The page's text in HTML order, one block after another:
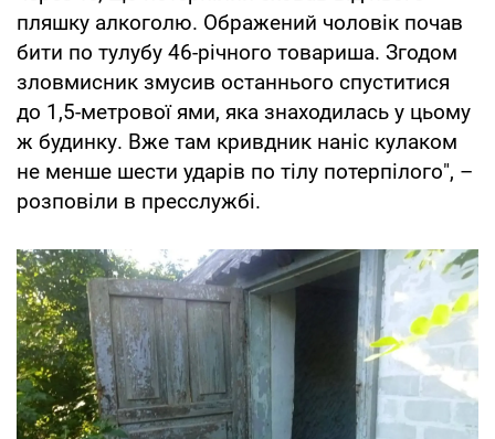
пляшку алкоголю. Ображений чоловік почав
бити по тулубу 46-річного товариша. Згодом
зловмисник змусив останнього спуститися
до 1,5-метрової ями, яка знаходилась у цьому
ж будинку. Вже там кривдник наніс кулаком
не менше шести ударів по тілу потерпілого", –
розповіли в пресслужбі.